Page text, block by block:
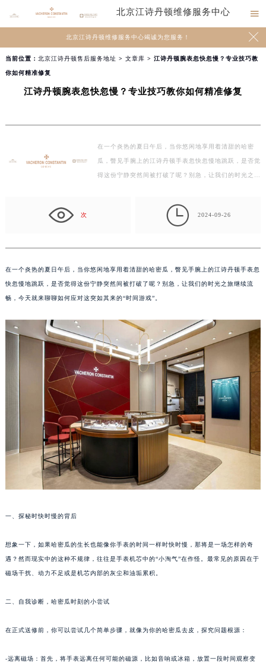
北京江诗丹顿维修服务中心 
北京江诗丹顿维修服务中心竭诚为您服务！ 
当前位置： 北京江诗丹顿售后服务地址 > 文章库 > 江诗丹顿腕表忽快忽慢？专业技巧教
你如何精准修复
江诗丹顿腕表忽快忽慢？专业技巧教你如何精准修复
在一个炎热的夏日午后，当你悠闲地享用着清甜的哈密
瓜，瞥见手腕上的江诗丹顿手表忽快忽慢地跳跃，是否觉
得这份宁静突然间被打破了呢？别急，让我们的时光之旅
次  2024-09-26
在一个炎热的夏日午后，当你悠闲地享用着清甜的哈密瓜，瞥见手腕上的江诗丹顿手表忽
快忽慢地跳跃，是否觉得这份宁静突然间被打破了呢？别急，让我们的时光之旅继续流
畅，今天就来聊聊如何应对这突如其来的“时间游戏”。
一、探秘时快时慢的背后
想象一下，如果哈密瓜的生长也能像你手表的时间一样时快时慢，那将是一场怎样的奇
遇？然而现实中的这种不规律，往往是手表机芯中的“小淘气”在作怪。最常见的原因在于
磁场干扰、动力不足或是机芯内部的灰尘和油垢累积。
二、自我诊断，哈密瓜时刻的小尝试
在正式送修前，你可以尝试几个简单步骤，就像为你的哈密瓜去皮，探究问题根源：
-远离磁场：首先，将手表远离任何可能的磁源，比如音响或冰箱，放置一段时间观察变